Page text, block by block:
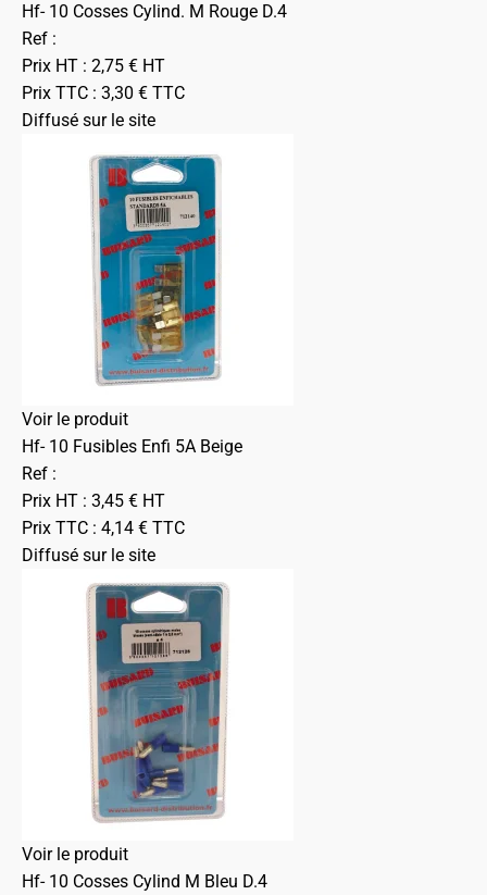
Hf- 10 Cosses Cylind. M Rouge D.4
Ref :
Prix HT : 2,75 € HT
Prix TTC : 3,30 € TTC
Diffusé sur le site
Voir le produit
Hf- 10 Fusibles Enfi 5A Beige
Ref :
Prix HT : 3,45 € HT
Prix TTC : 4,14 € TTC
Diffusé sur le site
Voir le produit
Hf- 10 Cosses Cylind M Bleu D.4